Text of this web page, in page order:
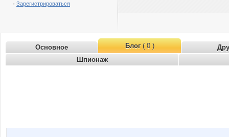
- Зарегистрироваться
Основное Блог( 0 )
Шпионаж